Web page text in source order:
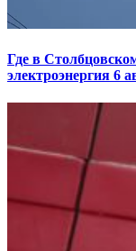
Где в
электроэнергия 6